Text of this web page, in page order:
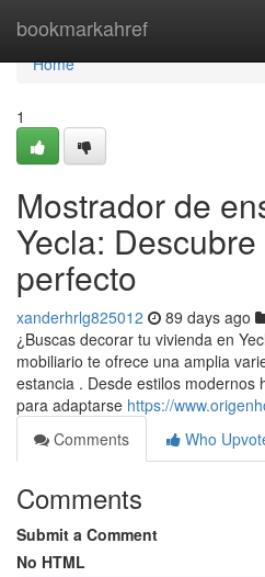
bookmarkahref
Home
Home
1
Mostrador de
Yecla:
perfecto
xanderhrlg825012 89 days ago
¿Buscas decorar tu vivienda en
mobiliario te ofrece una amplia
estancia . Desde estilos modernos
para adaptarse https://
Comments
Who
Comments
Submit a Comment
No HTML